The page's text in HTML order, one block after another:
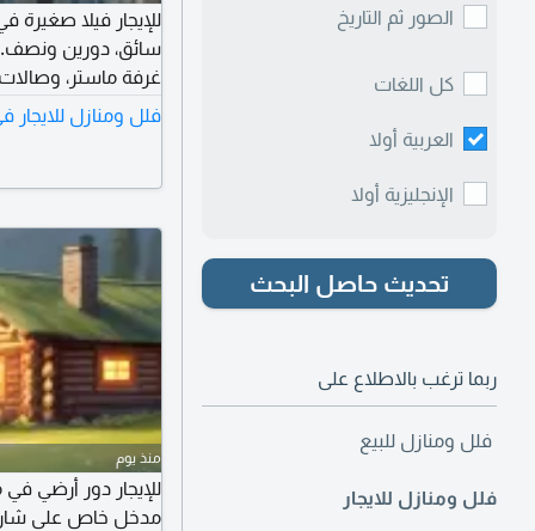
الصور ثم التاريخ
كل اللغات
العربية أولا
الإنجليزية أولا
تحديث حاصل البحث
ربما ترغب بالاطلاع على
فلل ومنازل للبيع
فلل ومنازل للايجار
غرفة ماستر،
متجاورة. الإيجار 1300 دينار كويتي مع تأمين. ممنوع الوسطاء.
فلل ومنازل
منذ يوم
للإيجار دور أرضي
مدخل خاص على